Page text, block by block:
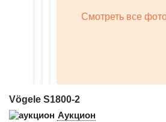
Vögele S1800-2
Аукцион